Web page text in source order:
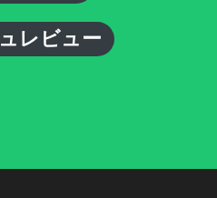
レビュー